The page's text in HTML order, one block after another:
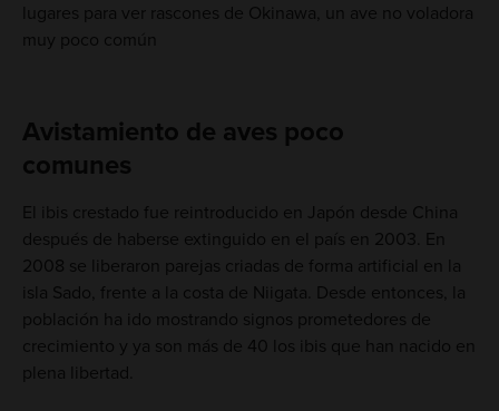
lugares para ver rascones de Okinawa, un ave no voladora
muy poco común
Avistamiento de aves poco
comunes
El ibis crestado fue reintroducido en Japón desde China
después de haberse extinguido en el país en 2003. En
2008 se liberaron parejas criadas de forma artificial en la
isla Sado, frente a la costa de Niigata. Desde entonces, la
población ha ido mostrando signos prometedores de
crecimiento y ya son más de 40 los ibis que han nacido en
plena libertad.